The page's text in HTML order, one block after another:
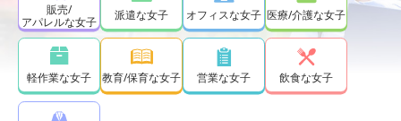
販売/
アパレルな女子
派遣な女子 オフィスな女子 医療/介護な女子
軽作業な女子 教育/保育な女子 営業な女子 飲食な女子